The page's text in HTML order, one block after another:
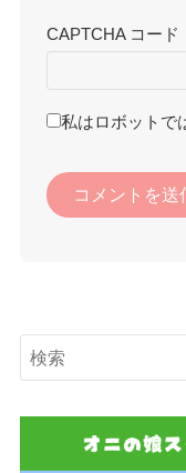
CAPTCHA コード
私はロボットで